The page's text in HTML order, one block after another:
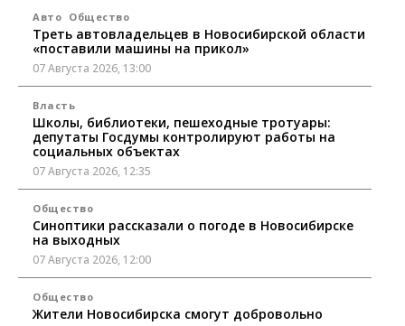
Авто Общество
Треть автовладельцев в Новосибирской области
«поставили машины на прикол»
07 Августа 2026, 13:00
Власть
Школы, библиотеки, пешеходные тротуары:
депутаты Госдумы контролируют работы на
социальных объектах
07 Августа 2026, 12:35
Общество
Синоптики рассказали о погоде в Новосибирске
на выходных
07 Августа 2026, 12:00
Общество
Жители Новосибирска смогут добровольно